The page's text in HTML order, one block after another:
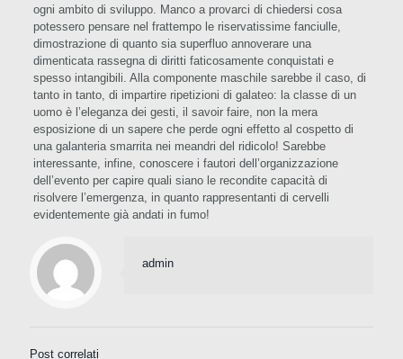
ogni ambito di sviluppo. Manco a provarci di chiedersi cosa
potessero pensare nel frattempo le riservatissime fanciulle,
dimostrazione di quanto sia superfluo annoverare una
dimenticata rassegna di diritti faticosamente conquistati e
spesso intangibili. Alla componente maschile sarebbe il caso, di
tanto in tanto, di impartire ripetizioni di galateo: la classe di un
uomo è l’eleganza dei gesti, il savoir faire, non la mera
esposizione di un sapere che perde ogni effetto al cospetto di
una galanteria smarrita nei meandri del ridicolo! Sarebbe
interessante, infine, conoscere i fautori dell’organizzazione
dell’evento per capire quali siano le recondite capacità di
risolvere l’emergenza, in quanto rappresentanti di cervelli
evidentemente già andati in fumo!
admin
Post correlati